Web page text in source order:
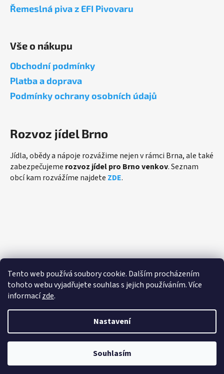
Tento web používá soubory cookie. Dalším procházením
tohoto webu vyjadřujete souhlas s jejich používáním. Více
informacízde.
Nastavení
Souhlasím
Řemeslná piva z EFI Pivovaru
Vše o nákupu
Obchodní podmínky
Platba a doprava
Podmínky ochrany osobních údajů
Rozvoz jídel Brno
Jídla, obědy a nápoje rozvážime nejen v rámci Brna, ale také
zabezpečujeme rozvoz jídel pro Brno venkov. Seznam
obcí kam rozvážíme najdete ZDE.
Přijímáme online platby
Vytvořil Shoptet
eFiShop.cz - Rozvoz jídla Brno
práva vyhrazena.